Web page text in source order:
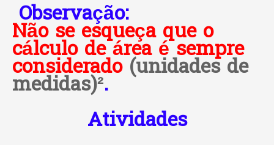
Observação:
Não se esqueça que o
cálculo de área é sempre
considerado (unidades de
medidas)².
Atividades